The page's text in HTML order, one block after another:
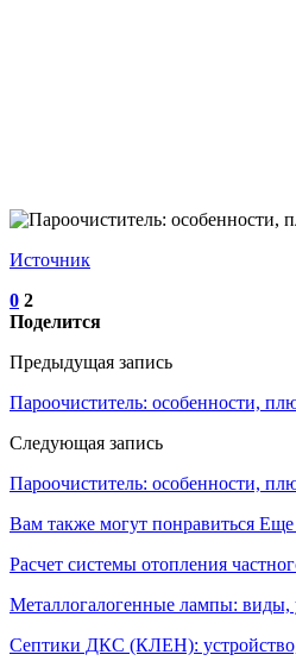
Источник
0 2
Поделится
Предыдущая запись
Пароочиститель: особенности,
Следующая запись
Пароочиститель: особенности,
Вам также могут понравиться Еще
Расчет системы отопления
Металлогалогенные лампы:
Септики ДКС (КЛЕН): устройство,